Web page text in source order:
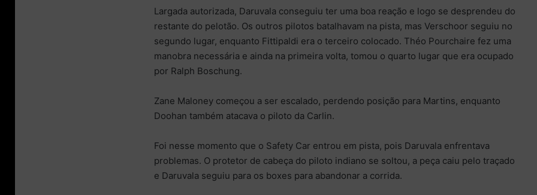
Largada autorizada, Daruvala conseguiu ter uma boa reação e logo se desprendeu do
restante do pelotão. Os outros pilotos batalhavam na pista, mas Verschoor seguiu no
segundo lugar, enquanto Fittipaldi era o terceiro colocado. Théo Pourchaire fez uma
manobra necessária e ainda na primeira volta, tomou o quarto lugar que era ocupado
por Ralph Boschung.
Zane Maloney começou a ser escalado, perdendo posição para Martins, enquanto
Doohan também atacava o piloto da Carlin.
Foi nesse momento que o Safety Car entrou em pista, pois Daruvala enfrentava
problemas. O protetor de cabeça do piloto indiano se soltou, a peça caiu pelo traçado
e Daruvala seguiu para os boxes para abandonar a corrida.